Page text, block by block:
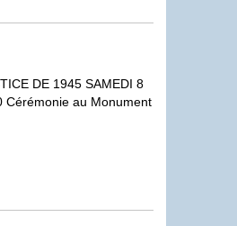
DE 1945 SAMEDI 8
Cérémonie au Monument